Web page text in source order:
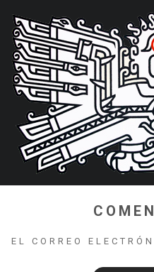
EL CORREO